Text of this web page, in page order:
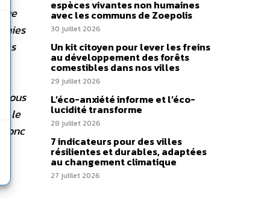
Nous
le
espèces vivantes non humaines
avec les communs de Zoepolis
30 juillet 2026
Un kit citoyen pour lever les freins
au développement des forêts
comestibles dans nos villes
29 juillet 2026
L’éco-anxiété informe et l’éco-
lucidité transforme
28 juillet 2026
7 indicateurs pour des villes
résilientes et durables, adaptées
au changement climatique
27 juillet 2026